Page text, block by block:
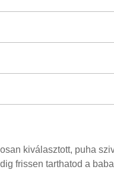
kiválasztott, puha
frissen tarthatod a